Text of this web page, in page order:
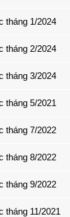
tháng 1/2024
tháng 2/2024
tháng 3/2024
tháng 5/2021
tháng 7/2022
tháng 8/2022
tháng 9/2022
tháng 11/2021